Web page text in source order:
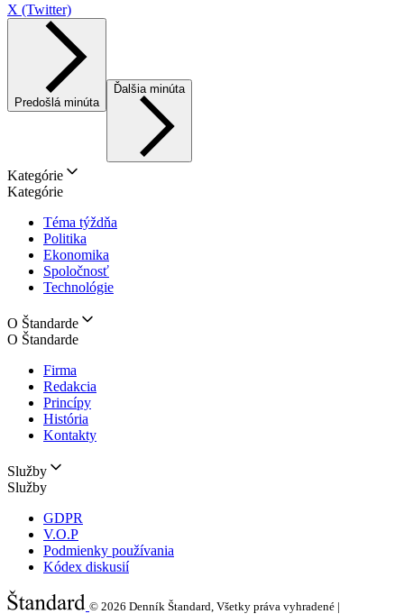
X (Twitter)
Predošlá minúta
Ďalšia minúta
Kategórie
Kategórie
Téma týždňa
Politika
Ekonomika
Spoločnosť
Technológie
O Štandarde
O Štandarde
Firma
Redakcia
Princípy
História
Kontakty
Služby
Služby
GDPR
V.O.P
Podmienky používania
Kódex diskusií
© 2026 Denník Štandard, Všetky práva vyhradené |